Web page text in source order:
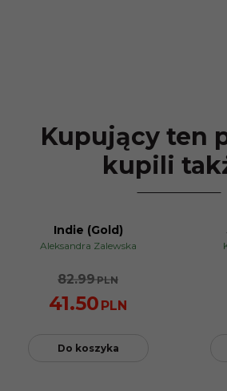
Kupujący ten
kupili
Indie (Gold)
Aleksandra Zalewska
82.99PLN
41.50 PLN
Do koszyka